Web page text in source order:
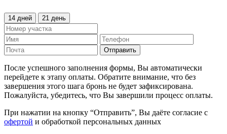
14 дней 21 день
Отправить
После успешного заполнения формы, Вы автоматически
перейдете к этапу оплаты. Обратите внимание, что без
завершения этого шага бронь не будет зафиксирована.
Пожалуйста, убедитесь, что Вы завершили процесс оплаты.
При нажатии на кнопку “Отправить”, Вы даёте согласие с
офертой и обработкой персональных данных